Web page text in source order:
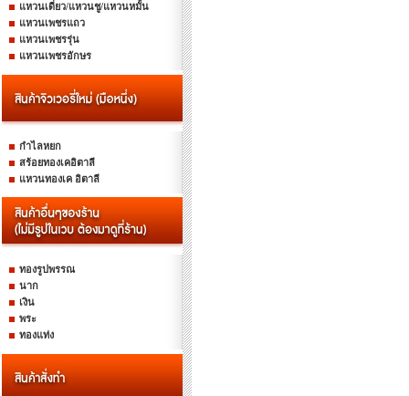
แหวนเดี่ยว/แหวนชู/แหวนหมั้น
แหวนเพชรแถว
แหวนเพชรรุ่น
แหวนเพชรอักษร
กำไลหยก
สร้อยทองเคอิตาลี
แหวนทองเค อิตาลี
ทองรูปพรรณ
นาก
เงิน
พระ
ทองแท่ง